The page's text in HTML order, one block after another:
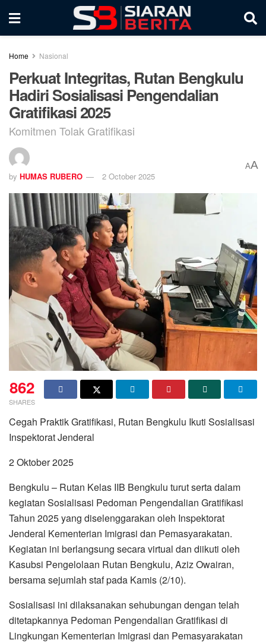
Home Nasional
Perkuat Integritas, Rutan Bengkulu
Hadiri Sosialisasi Pengendalian
Gratifikasi 2025
Komitmen Tolak Gratifikasi
by HUMAS RUBERO 2 October 2025
AA
862
SHARES
Cegah Praktik Gratifikasi, Rutan Bengkulu Ikuti Sosialisasi
Inspektorat Jenderal
2 Oktober 2025
Bengkulu – Rutan Kelas IIB Bengkulu turut serta dalam
kegiatan Sosialisasi Pedoman Pengendalian Gratifikasi
Tahun 2025 yang diselenggarakan oleh Inspektorat
Jenderal Kementerian Imigrasi dan Pemasyarakatan.
Kegiatan ini berlangsung secara virtual dan diikuti oleh
Kasubsi Pengelolaan Rutan Bengkulu, Aziz Owairan,
bersama sejumlah staf pada Kamis (2/10).
Sosialisasi ini dilaksanakan sehubungan dengan telah
ditetapkannya Pedoman Pengendalian Gratifikasi di
Lingkungan Kementerian Imigrasi dan Pemasyarakatan